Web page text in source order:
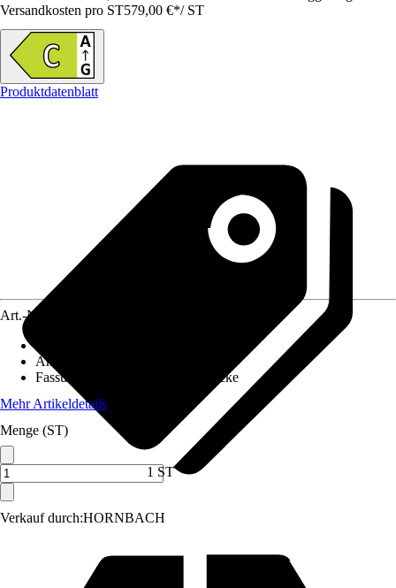
Versandkosten pro ST579,00 €*/ ST
Produktdatenblatt
Verkauf durch:HORNBACH
Art.-Nr.
Anzahl Spülprogramme
Fassungsvermögen
13 Maßgedecke
Mehr Artikeldetails
Menge (ST)
1 ST